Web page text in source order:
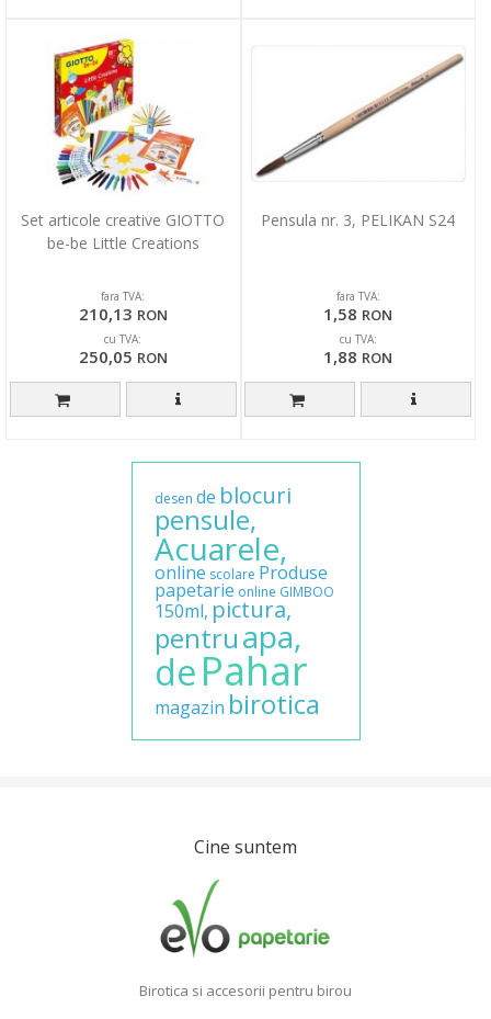
Set articole creative GIOTTO
be-be Little Creations
fara TVA:
210,13 RON
cu TVA:
250,05 RON
Pensula nr. 3, PELIKAN S24
fara TVA:
1,58 RON
cu TVA:
1,88 RON
desen de blocuri
pensule,
Acuarele,
online scolare Produse
papetarie online GIMBOO
150ml, pictura,
pentruapa,
dePahar
magazin birotica
Cine suntem
Birotica si accesorii pentru birou